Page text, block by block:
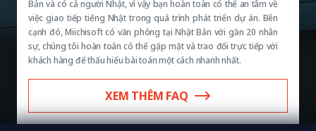
Bản và có cả người Nhật, vì vậy bạn hoàn toàn có thể an tâm về
việc giao tiếp tiếng Nhật trong quá trình phát triển dự án. Bên
cạnh đó, Miichisoft có văn phòng tại Nhật Bản với gần 20 nhân
sự, chúng tôi hoàn toàn có thể gặp mặt và trao đổi trực tiếp với
khách hàng để thấu hiểu bài toán một cách nhanh nhất.
XEM THÊM FAQ